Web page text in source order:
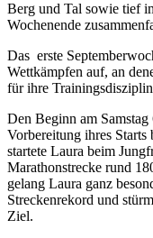
Berg und Tal sowie tief
Wochenende
Das erste
Wettkämpfen auf, an
für ihre
Den Beginn am
Vorbereitung ihres
startete Laura beim
Marathonstrecke rund
gelang Laura ganz
Streckenrekord und
Ziel.